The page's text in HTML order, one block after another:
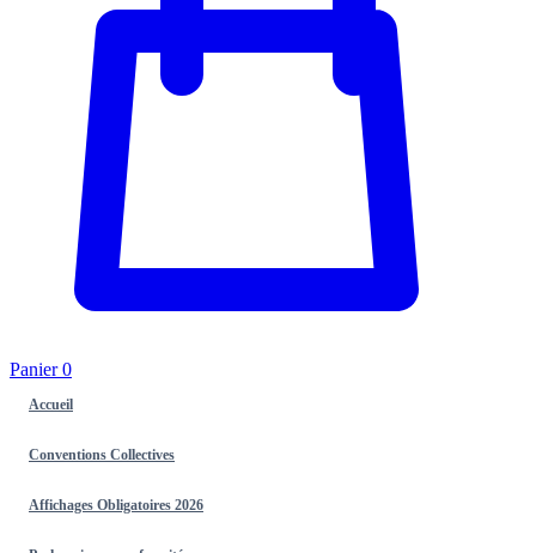
Panier0
Accueil
Conventions Collectives
Affichages Obligatoires 2026